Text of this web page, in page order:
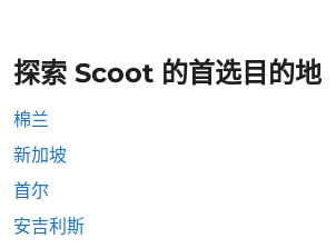
探索 Scoot 的首选目的地
棉兰
新加坡
首尔
安吉利斯